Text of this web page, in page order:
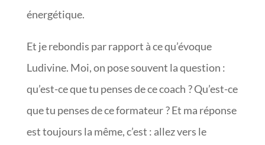
énergétique.
Et je rebondis par rapport à ce qu’évoque
Ludivine. Moi, on pose souvent la question :
qu’est-ce que tu penses de ce coach ? Qu’est-ce
que tu penses de ce formateur ? Et ma réponse
est toujours la même, c’est : allez vers le